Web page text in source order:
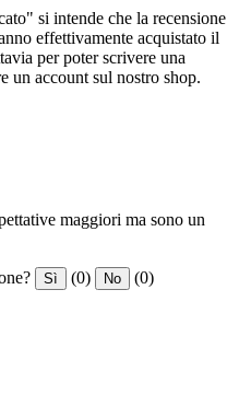
si intende che la recensione
effettivamente acquistato il
per poter scrivere una
un account sul nostro shop.
maggiori ma sono un
Sì (0) No (0)